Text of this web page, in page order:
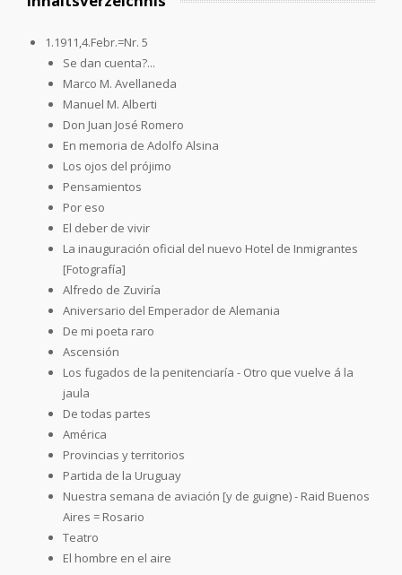
1.1911,4.Febr.=Nr. 5
Se dan cuenta?...
Marco M. Avellaneda
Manuel M. Alberti
Don Juan José Romero
En memoria de Adolfo Alsina
Los ojos del prójimo
Pensamientos
Por eso
El deber de vivir
La inauguración oficial del nuevo Hotel de Inmigrantes
[Fotografía]
Alfredo de Zuviría
Aniversario del Emperador de Alemania
De mi poeta raro
Ascensión
Los fugados de la penitenciaría - Otro que vuelve á la
jaula
De todas partes
América
Provincias y territorios
Partida de la Uruguay
Nuestra semana de aviación [y de guigne) - Raid Buenos
Aires = Rosario
Teatro
El hombre en el aire